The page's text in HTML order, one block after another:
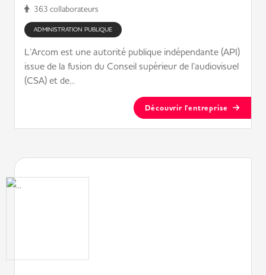
363 collaborateurs
ADMINISTRATION PUBLIQUE
L’Arcom est une autorité publique indépendante (API)
issue de la fusion du Conseil supérieur de l’audiovisuel
(CSA) et de...
Découvrir l'entreprise